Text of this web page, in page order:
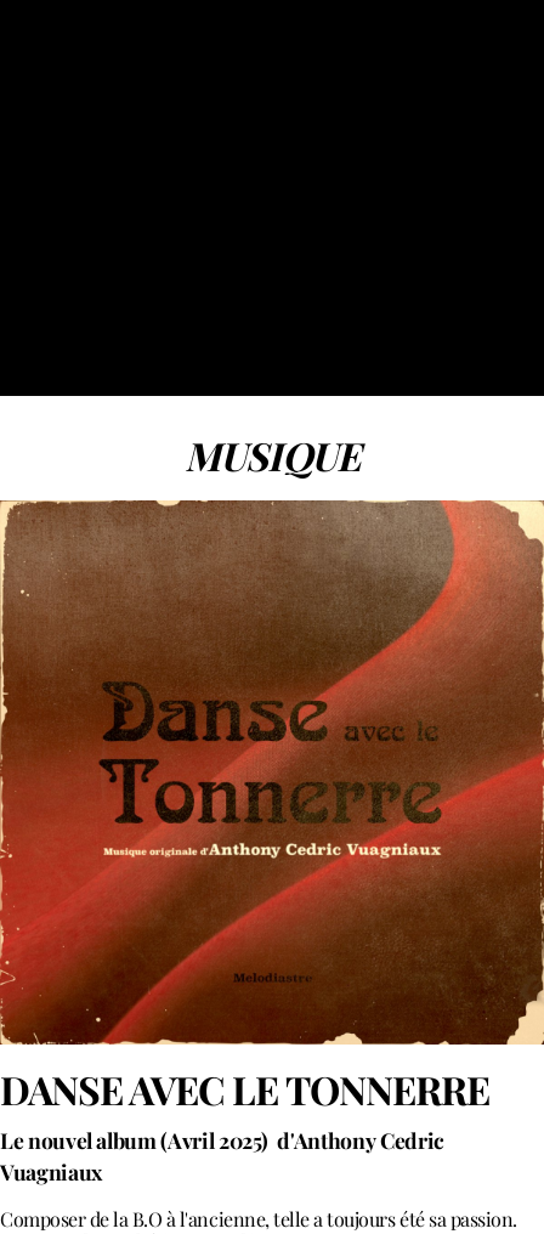
MUSIQUE
DANSE AVEC LE TONNERRE
Le nouvel album (Avril 2025) d'Anthony Cedric
Vuagniaux
Composer de la B.O à l'ancienne, telle a toujours été sa passion.